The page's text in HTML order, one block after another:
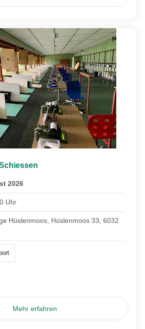
2026
Uhr
Hüslenmoos, Hüslenmoos 33, 6032
Mehr erfahren